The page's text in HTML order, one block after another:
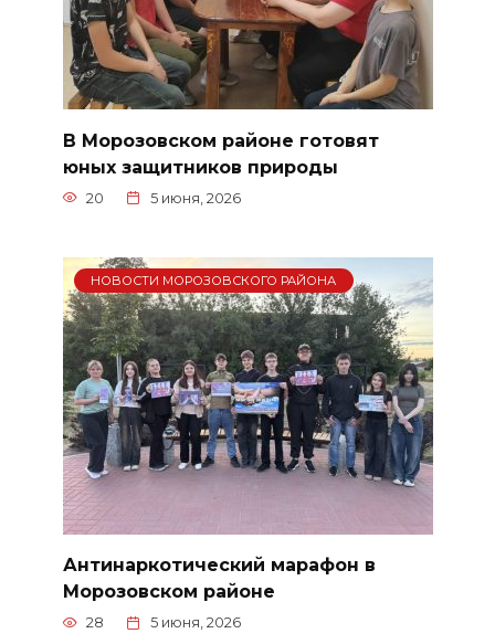
В Морозовском районе готовят
юных защитников природы
20 5 июня, 2026
НОВОСТИ МОРОЗОВСКОГО РАЙОНА
Антинаркотический марафон в
Морозовском районе
28 5 июня, 2026